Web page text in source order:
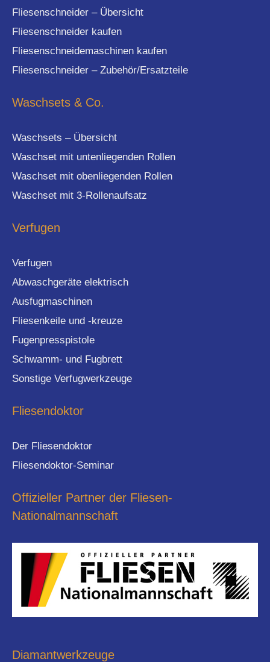
Fliesenschneider – Übersicht
Fliesenschneider kaufen
Fliesenschneidemaschinen kaufen
Fliesenschneider – Zubehör/Ersatzteile
Waschsets & Co.
Waschsets – Übersicht
Waschset mit untenliegenden Rollen
Waschset mit obenliegenden Rollen
Waschset mit 3-Rollenaufsatz
Verfugen
Verfugen
Abwaschgeräte elektrisch
Ausfugmaschinen
Fliesenkeile und -kreuze
Fugenpresspistole
Schwamm- und Fugbrett
Sonstige Verfugwerkzeuge
Fliesendoktor
Der Fliesendoktor
Fliesendoktor-Seminar
Offizieller Partner der Fliesen-
Nationalmannschaft
Diamantwerkzeuge